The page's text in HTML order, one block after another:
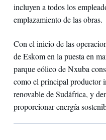
incluyen a todos los
emplazamiento de las obras.
Con el inicio de las
de Eskom en la puesta en
parque eólico de Nxuba
como el principal productor
renovable de Sudáfrica, y
proporcionar energía